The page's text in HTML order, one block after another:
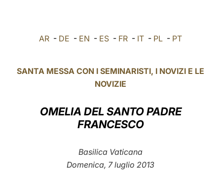
POLSKI
中文
AR - DE - EN - ES - FR - IT - PL - PT
SANTA MESSA CON I SEMINARISTI, I NOVIZI E LE
NOVIZIE
OMELIA DEL SANTO PADRE
FRANCESCO
Basilica Vaticana
Domenica, 7 luglio 2013